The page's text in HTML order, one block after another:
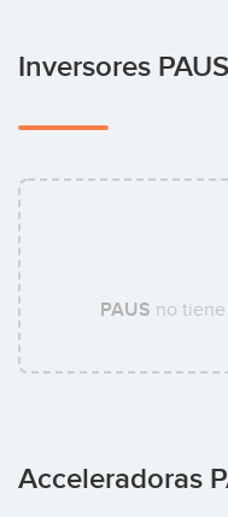
Inversores PAUS
PAUS no
Acceleradoras